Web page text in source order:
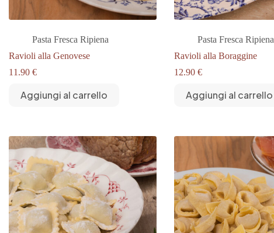
Pasta Fresca Ripiena
Ravioli alla Genovese
11.90 €
Aggiungi al carrello
Pasta Fresca Ripiena
Ravioli alla Boraggine
12.90 €
Aggiungi al carrello